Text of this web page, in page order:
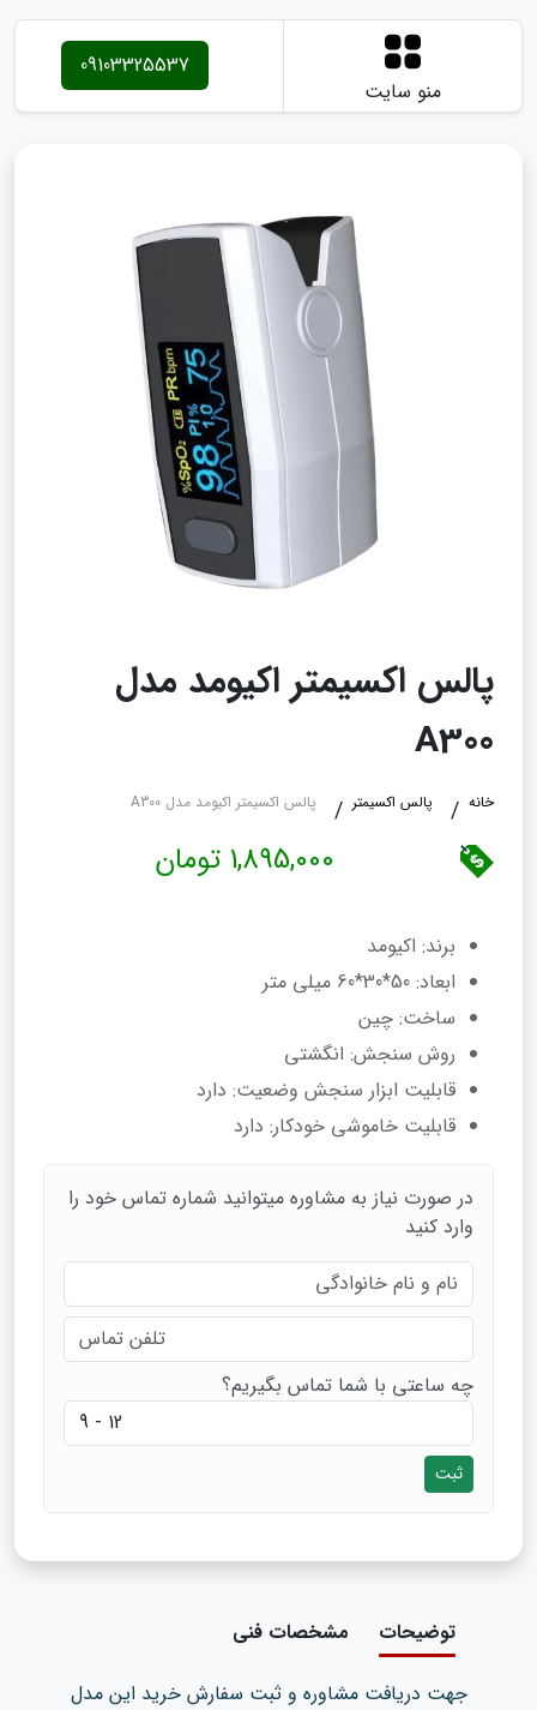
منو سایت
09103325537
پالس اکسیمتر اکیومد مدل
A300
خانه پالس اکسیمتر پالس اکسیمتر اکیومد مدل A300
1,895,000 تومان
برند: اکیومد
ابعاد: 50*30*60 میلی متر
ساخت: چین
روش سنجش: انگشتی
قابلیت ابزار سنجش وضعیت: دارد
قابلیت خاموشی خودکار: دارد
در صورت نیاز به مشاوره میتوانید شماره تماس خود را
وارد کنید
چه ساعتی با شما تماس بگیریم؟
ثبت
توضیحات مشخصات فنی
جهت دریافت مشاوره و ثبت سفارش خرید این مدل